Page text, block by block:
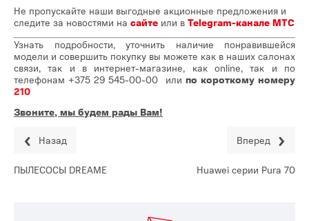
Не пропускайте наши выгодные акционные предложения и
следите за новостями на сайте или в Telegram-канале МТС
Узнать подробности, уточнить наличие понравившейся
модели и совершить покупку вы можете как в наших салонах
связи, так и в интернет-магазине, как online, так и по
телефонам +375 29 545-00-00 или по короткому номеру
210
Звоните, мы будем рады Вам!
Назад
ПЫЛЕСОСЫ DREAME
Вперед
Huawei серии Pura 70